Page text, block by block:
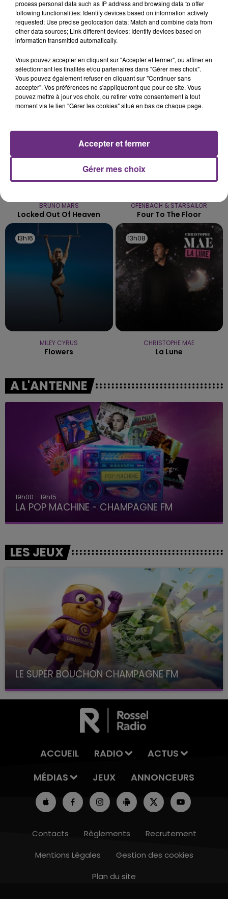
VENEZ FÊTER CE WEEK-END
L'ANNIVERSAIRE DE WOINIC
Ce samedi 8 août sera un grand jour :
Une fête est donc organisée et vous êtes tous
conviés !
TITRES DIFFUSÉS
13h22
13h22
BRUNO MARS
Locked Out Of Heaven
13h19
13h19
OFENBACH & STARSAILOR
Four To The Floor
13h16
13h16
MILEY CYRUS
Flowers
13h08
13h08
CHRISTOPHE MAE
La Lune
A L'ANTENNE
19h00 - 19h15
LA POP MACHINE - CHAMPAGNE FM
LES JEUX
LE SUPER BOUCHON CHAMPAGNE FM
avec La Famille Champagne FM, à 8H10
ACCUEIL RADIO
ACTUS
MÉDIAS
JEUX ANNONCEURS
Contacts Règlements
Recrutement
Mentions Légales
Gestion des cookies
Plan du site
process personal data such as IP address and browsing data to offer
following functionalities: Identify devices based on information actively
requested; Use precise geolocation data; Match and combine data from
other data sources; Link different devices; Identify devices based on
information transmitted automatically.
Vous pouvez accepter en cliquant sur "Accepter et fermer", ou affiner en
sélectionnant les finalités et/ou partenaires dans "Gérer mes choix".
Vous pouvez également refuser en cliquant sur "Continuer sans
accepter". Vos préférences ne s'appliqueront que pour ce site. Vous
pouvez mettre à jour vos choix, ou retirer votre consentement à tout
moment via le lien "Gérer les cookies" situé en bas de chaque page.
Gérer mes choix
Accepter et fermer